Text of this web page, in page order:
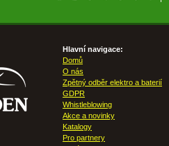
Hlavní navigace:
Domů
O nás
Zpětný odběr elektro a baterií
GDPR
Whistleblowing
Akce a novinky
Katalogy
Pro partnery